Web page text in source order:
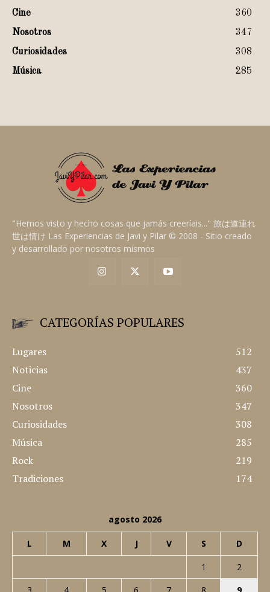
Cine
360
Nosotros
347
Curiosidades
308
Música
285
"Hemos visto y hecho cosas que jamás creeríais..." 旅は道連れ
世は情け Las Experiencias de Javi y Pilar © 2008 - Sitio creado
y desarrollado por nosotros mismos
CATEGORÍAS POPULARES
Lugares
512
Noticias
437
Cine
360
Nosotros
347
Curiosidades
308
Música
285
Rock
219
Tradiciones
174
agosto 2026
L M X J V S D
1
2